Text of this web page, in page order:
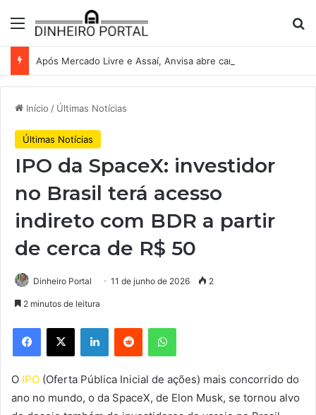
Menu
Início / Últimas Notícias
Últimas Notícias
IPO da SpaceX: investidor
no Brasil terá acesso
indireto com BDR a partir
de cerca de R$ 50
Dinheiro Portal 11 de junho de 2026 2
2 minutos de leitura
Facebook
X LinkedinReddit WhatsApp
O IPO (Oferta Pública Inicial de ações) mais concorrido do
ano no mundo, o da SpaceX, de Elon Musk, se tornou alvo